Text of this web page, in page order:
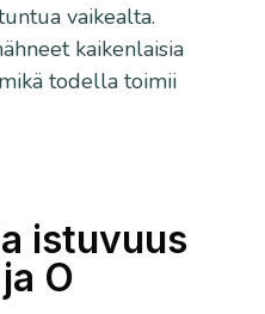
vaikealta.
kaikenlaisia
todella toimii
istuvuus
O